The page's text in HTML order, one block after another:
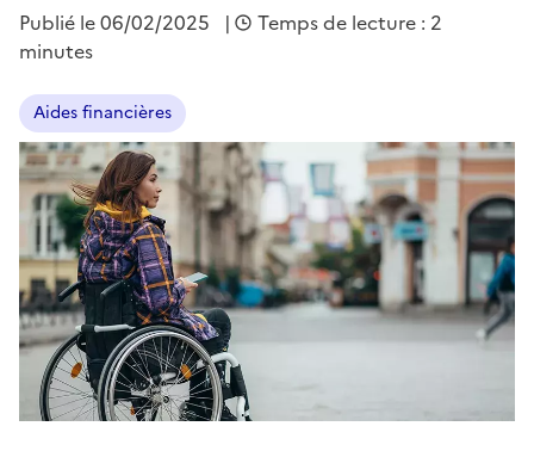
Publié le06/02/2025 |
Temps de lecture : 2
minutes
Aides financières